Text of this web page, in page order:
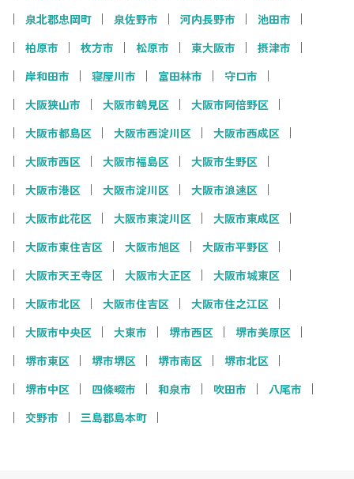
泉北郡忠岡町
泉佐野市 河内長野市
池田市
柏原市
枚方市 松原市 東大阪市
摂津市
岸和田市
寝屋川市 富田林市
守口市
大阪狭山市
大阪市鶴見区
大阪市阿倍野区
大阪市都島区
大阪市西淀川区
大阪市西成区
大阪市西区
大阪市福島区
大阪市生野区
大阪市港区
大阪市淀川区
大阪市浪速区
大阪市此花区
大阪市東淀川区
大阪市東成区
大阪市東住吉区
大阪市旭区
大阪市平野区
大阪市天王寺区
大阪市大正区
大阪市城東区
大阪市北区
大阪市住吉区
大阪市住之江区
大阪市中央区
大東市 堺市西区
堺市美原区
堺市東区
堺市堺区 堺市南区
堺市北区
堺市中区
四條畷市 和泉市 吹田市
八尾市
交野市
三島郡島本町